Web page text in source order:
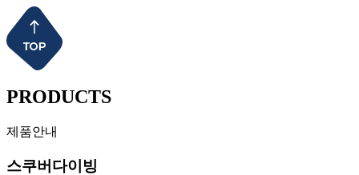
PRODUCTS
제품안내
스쿠버다이빙